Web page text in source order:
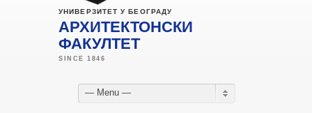
УНИВЕРЗИТЕТ У БЕОГРАДУ
АРХИТЕКТОНСКИ
ФАКУЛТЕТ
— Menu —